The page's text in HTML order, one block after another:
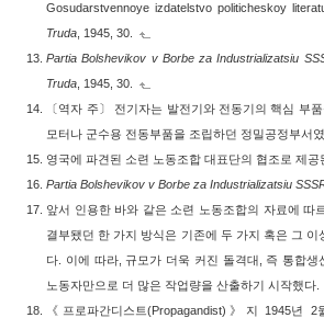
Gosudarstvennoye izdatelstvo politicheskoy
Truda , 1945, 30.
Partia Bolshevikov v Borbe za Industrializatsiu
Truda , 1945, 30.
〔역자 주〕 전기자는 발전기와 전동기의 핵심 부
모터나 군수용 전동부품을 조립하던 정밀공정부서였
영국에 파견된 소련 노동조합 대표단의 협조로 제공
Partia Bolshevikov v Borbe za Industrializatsiu
앞서 인용한 바와 같은 소련 노동조합의 자료에 따
결부됐던 한 가지 방식은 기존에 두 가지 혹은 그
다. 이에 따라, 규모가 더욱 커진 돌격대, 즉 통합
노동자만으로 더 많은 작업량을 산출하기 시작했다.
《프로파간디스트(Propagandist)》지 1945년